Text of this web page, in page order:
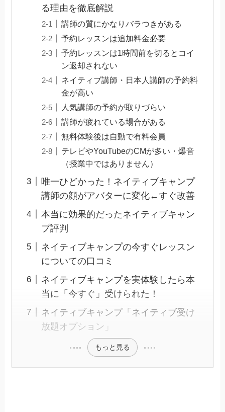
る理由を徹底解説
講師の質にかなりバラつきがある
予約レッスンは追加料金必要
予約レッスンは1時間前を切るとコイ
ン返却されない
ネイティブ講師・日本人講師の予約料
金が高い
人気講師の予約が取りづらい
講師が疲れている場合がある
無料体験後は自動で有料会員
テレビやYouTubeのCMが多い・爆音
（授業中ではありません）
唯一ひどかった！ネイティブキャンプ
講師の顔がアバターに変化←すぐ改善
本当に効果的だったネイティブキャン
プ評判
ネイティブキャンプの今すぐレッスン
についての口コミ
ネイティブキャンプを実体験したら本
当に「今すぐ」受けられた！
ネイティブキャンプ「ネイティブ受け
放題オプション」
もっと見る